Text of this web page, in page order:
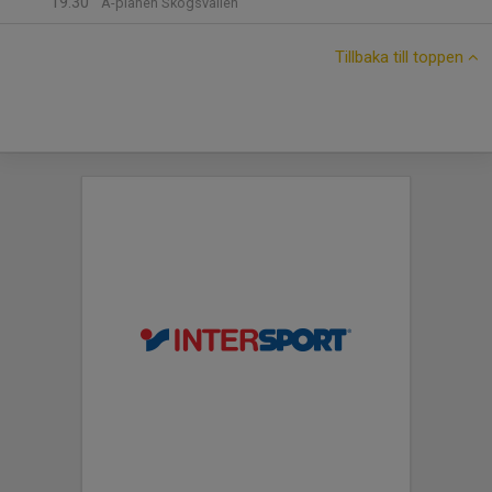
Tillbaka till toppen